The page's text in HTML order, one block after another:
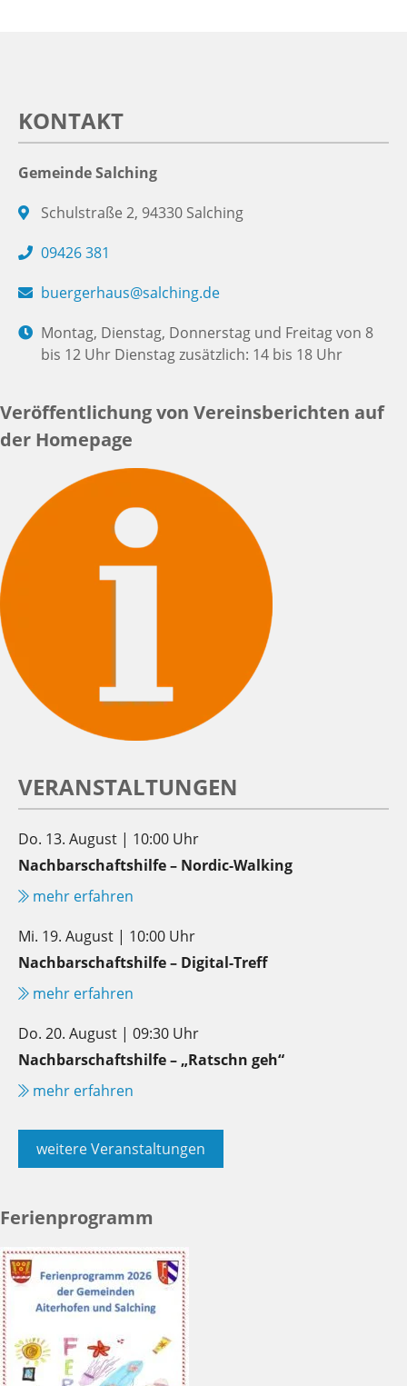
KONTAKT
Gemeinde Salching
Schulstraße 2, 94330 Salching
09426 381
buergerhaus@salching.de
Montag, Dienstag, Donnerstag und Freitag von 8
bis 12 Uhr Dienstag zusätzlich: 14 bis 18 Uhr
Veröffentlichung von Vereinsberichten auf
der Homepage
VERANSTALTUNGEN
Do. 13. August | 10:00 Uhr
Nachbarschaftshilfe – Nordic-Walking
mehr erfahren
Mi. 19. August | 10:00 Uhr
Nachbarschaftshilfe – Digital-Treff
mehr erfahren
Do. 20. August | 09:30 Uhr
Nachbarschaftshilfe – „Ratschn geh“
mehr erfahren
weitere Veranstaltungen
Ferienprogramm